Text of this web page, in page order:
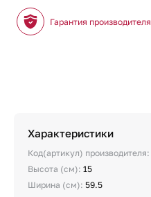
Гарантия производителя
Характеристики
Код(артикул) производителя:
Высота (см): 15
Ширина (см): 59.5